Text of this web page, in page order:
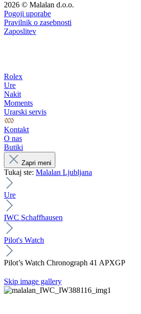
2026 © Malalan d.o.o.
Pogoji uporabe
Pravilnik o zasebnosti
Zaposlitev
Rolex
Ure
Nakit
Moments
Urarski servis
Kontakt
O nas
Butiki
Zapri meni
Tukaj ste: Malalan Ljubljana
Ure
IWC Schaffhausen
Pilot's Watch
Pilot’s Watch Chronograph 41 APXGP
Skip image gallery